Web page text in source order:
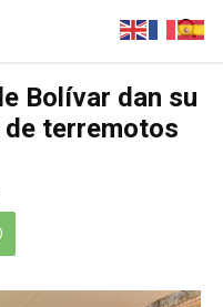
Bolívar dan su
terremotos